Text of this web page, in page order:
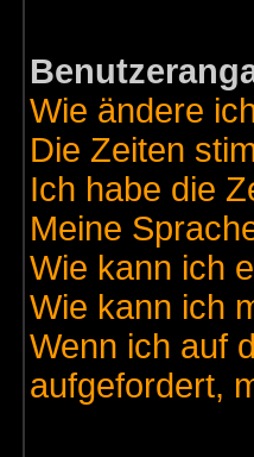
Wie ändere
Die Zeiten
Ich habe die
Meine
Wie kann ich
Wie kann ich
Wenn ich auf
aufgefordert,